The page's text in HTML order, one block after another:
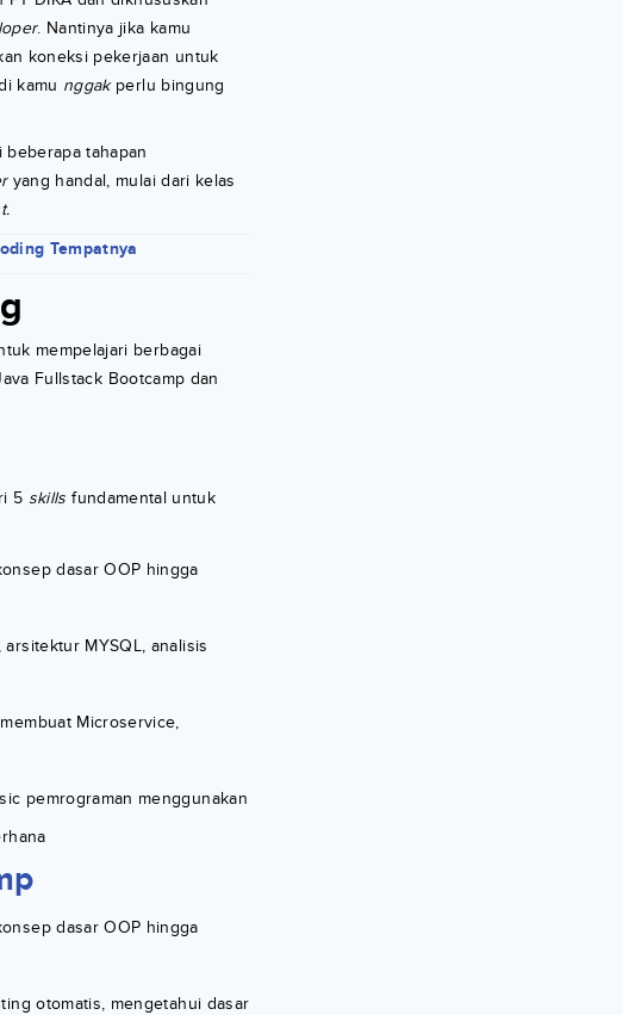
. Nantinya jika kamu
koneksi pekerjaan untuk
kamu nggakperlu bingung
tahapan
yang handal, mulai dari kelas
Tempatnya
mempelajari berbagai
Fullstack Bootcamp dan
5 skills fundamental untuk
dasar OOP hingga
MYSQL, analisis
Microservice,
pemrograman menggunakan
dasar OOP hingga
otomatis, mengetahui dasar